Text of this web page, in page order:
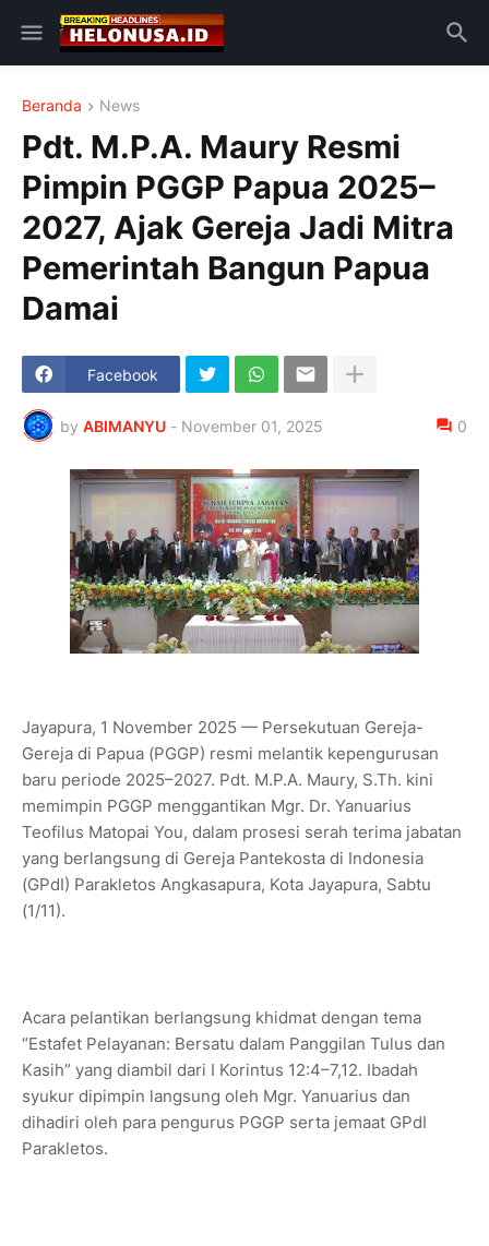
Beranda News
Pdt. M.P.A. Maury Resmi
Pimpin PGGP Papua 2025–
2027, Ajak Gereja Jadi Mitra
Pemerintah Bangun Papua
Damai
Facebook
by ABIMANYU - November 01, 2025 0
Jayapura, 1 November 2025 — Persekutuan Gereja-
Gereja di Papua (PGGP) resmi melantik kepengurusan
baru periode 2025–2027. Pdt. M.P.A. Maury, S.Th. kini
memimpin PGGP menggantikan Mgr. Dr. Yanuarius
Teofilus Matopai You, dalam prosesi serah terima jabatan
yang berlangsung di Gereja Pantekosta di Indonesia
(GPdI) Parakletos Angkasapura, Kota Jayapura, Sabtu
(1/11).
Acara pelantikan berlangsung khidmat dengan tema
“Estafet Pelayanan: Bersatu dalam Panggilan Tulus dan
Kasih” yang diambil dari I Korintus 12:4–7,12. Ibadah
syukur dipimpin langsung oleh Mgr. Yanuarius dan
dihadiri oleh para pengurus PGGP serta jemaat GPdI
Parakletos.